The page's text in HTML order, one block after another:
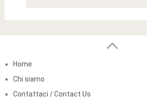
Home
Chi siamo
Contattaci / Contact Us